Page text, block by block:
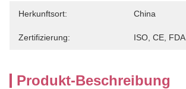
Herkunftsort: China
Zertifizierung: ISO, CE, FDA
Produkt-Beschreibung